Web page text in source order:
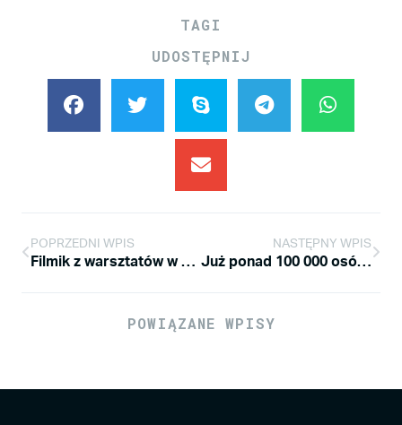
TAGI
UDOSTĘPNIJ
POPRZEDNI WPIS
Filmik z warsztatów w Katowicach.
NASTĘPNY WPIS
Już ponad 100 000 osób ogladneło filmik z naszymi rolkarkami !!!
POWIĄZANE WPISY